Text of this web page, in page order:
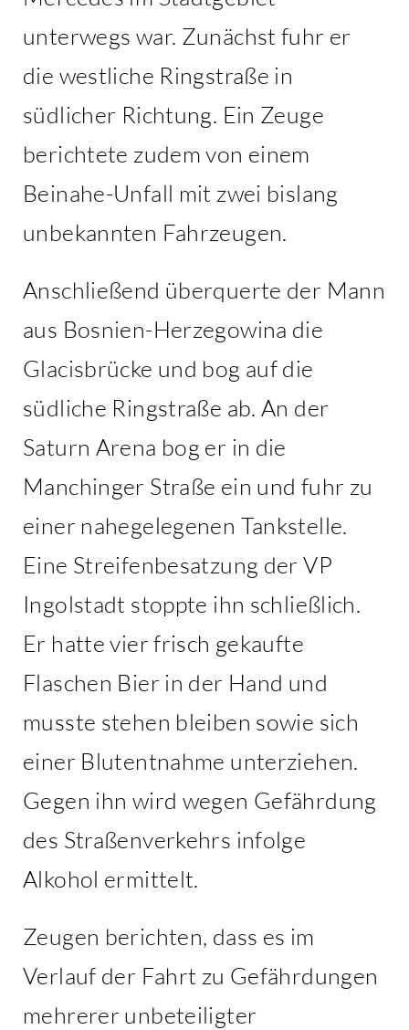
unterwegs war. Zunächst fuhr er
die westliche Ringstraße in
südlicher Richtung. Ein Zeuge
berichtete zudem von einem
Beinahe-Unfall mit zwei bislang
unbekannten Fahrzeugen.
Anschließend überquerte der Mann
aus Bosnien-Herzegowina die
Glacisbrücke und bog auf die
südliche Ringstraße ab. An der
Saturn Arena bog er in die
Manchinger Straße ein und fuhr zu
einer nahegelegenen Tankstelle.
Eine Streifenbesatzung der VP
Ingolstadt stoppte ihn schließlich.
Er hatte vier frisch gekaufte
Flaschen Bier in der Hand und
musste stehen bleiben sowie sich
einer Blutentnahme unterziehen.
Gegen ihn wird wegen Gefährdung
des Straßenverkehrs infolge
Alkohol ermittelt.
Zeugen berichten, dass es im
Verlauf der Fahrt zu Gefährdungen
mehrerer unbeteiligter